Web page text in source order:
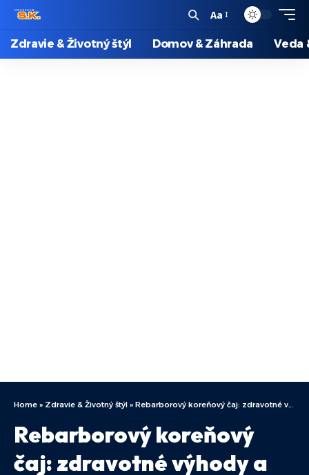
Aa
Zdravie & Životný štýl Domov & Záhrada Veda
Home » Zdravie & Životný štýl » Rebarborový koreňový čaj: zdravotné výhody a tipy na použitie
Rebarborový koreňový
čaj: zdravotné výhody a